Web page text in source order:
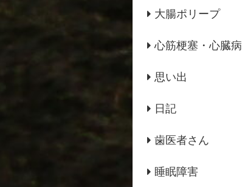
大腸ポリープ
心筋梗塞・心臓病
思い出
日記
歯医者さん
睡眠障害